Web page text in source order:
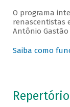
O programa
renascentistas
Antônio Gastão
Saiba como